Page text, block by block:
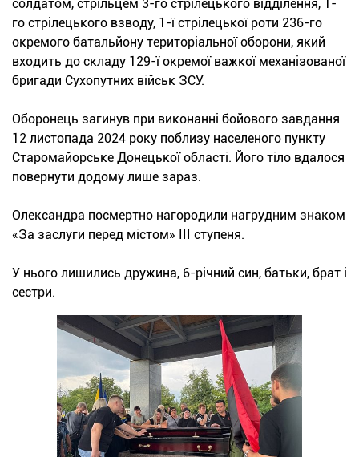
солдатом, стрільцем 3-го стрілецького відділення, 1-
го стрілецького взводу, 1-ї стрілецької роти 236-го
окремого батальйону територіальної оборони, який
входить до складу 129-ї окремої важкої механізованої
бригади Сухопутних військ ЗСУ.
Оборонець загинув при виконанні бойового завдання
12 листопада 2024 року поблизу населеного пункту
Старомайорське Донецької області. Його тіло вдалося
повернути додому лише зараз.
Олександра посмертно нагородили нагрудним знаком
«За заслуги перед містом» ІІІ ступеня.
У нього лишились дружина, 6-річний син, батьки, брат і
сестри.